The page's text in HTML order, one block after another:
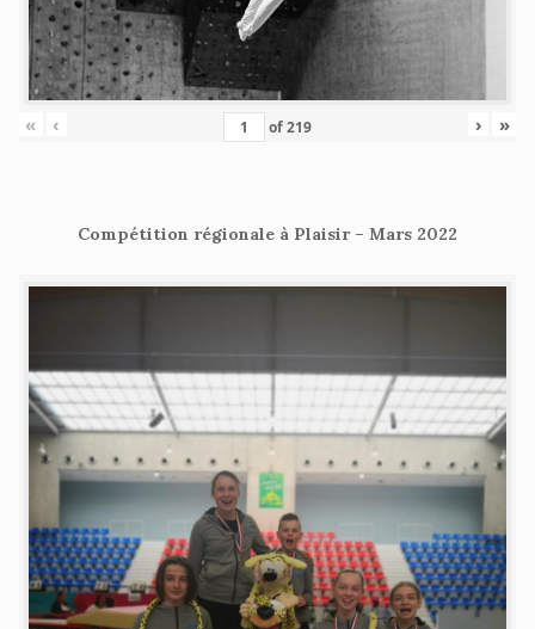
« ‹ of219 › »
Compétition régionale à Plaisir – Mars 2022